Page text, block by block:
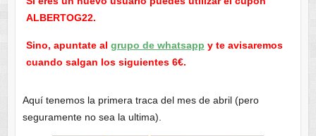
ALBERTOG22.
Sino, apuntate al grupo de whatsapp y te avisaremos
cuando salgan los siguientes 6€.
Aquí tenemos la primera traca del mes de abril (pero
seguramente no sea la ultima).